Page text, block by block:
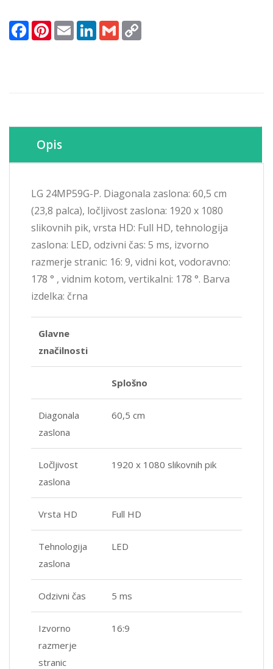
FacebookPinterest
Email LinkedInGmail
Opis
LG 24MP59G-P. Diagonala zaslona: 60,5 cm
(23,8 palca), ločljivost zaslona: 1920 x 1080
slikovnih pik, vrsta HD: Full HD, tehnologija
zaslona: LED, odzivni čas: 5 ms, izvorno
razmerje stranic: 16: 9, vidni kot, vodoravno:
178 ° , vidnim kotom, vertikalni: 178 °. Barva
izdelka: črna
Glavne
značilnosti
Splošno
Diagonala
zaslona
60,5 cm
Ločljivost
zaslona
1920 x 1080 slikovnih pik
Vrsta HD Full HD
Tehnologija
zaslona
LED
Odzivni čas 5 ms
Izvorno
razmerje
stranic
16:9